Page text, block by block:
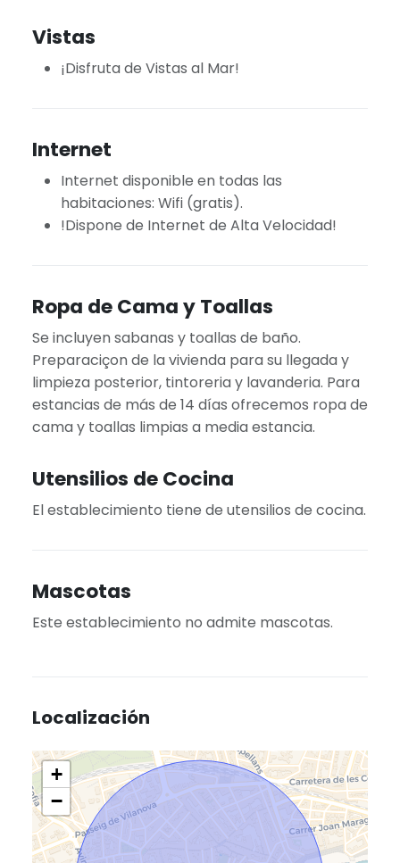
Vistas
¡Disfruta de Vistas al Mar!
Internet
Internet disponible en todas las
habitaciones: Wifi (gratis).
!Dispone de Internet de Alta Velocidad!
Ropa de Cama y Toallas
Se incluyen sabanas y toallas de baño.
Preparaciçon de la vivienda para su llegada y
limpieza posterior, tintoreria y lavanderia. Para
estancias de más de 14 días ofrecemos ropa de
cama y toallas limpias a media estancia.
Utensilios de Cocina
El establecimiento tiene de utensilios de cocina.
Mascotas
Este establecimiento no admite mascotas.
Localización
+
−